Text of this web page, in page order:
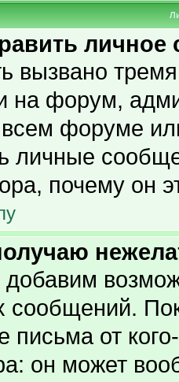
вызвано
на форум,
форуме
личные
почему он
сообщений.
письма от
он может